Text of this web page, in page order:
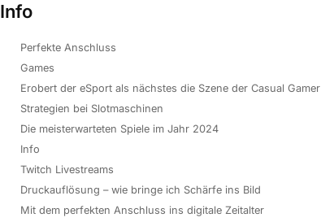
Info
Perfekte Anschluss
Games
Erobert der eSport als nächstes die Szene der Casual Gamer
Strategien bei Slotmaschinen
Die meisterwarteten Spiele im Jahr 2024
Info
Twitch Livestreams
Druckauflösung – wie bringe ich Schärfe ins Bild
Mit dem perfekten Anschluss ins digitale Zeitalter